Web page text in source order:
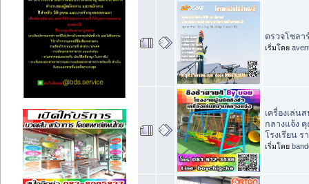
ตรวจโซลา
เริ่มโดย
เครื่องเล่น
กลางแจ้ง
โรงเรียน ร
เริ่มโดย